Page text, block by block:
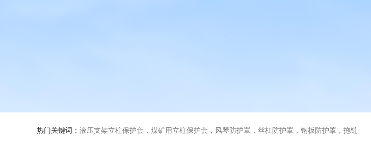
热门关键词： 液压支架立柱保护套，煤矿用立柱保护套，风琴防护罩，丝杠防护罩，钢板防护罩，拖链